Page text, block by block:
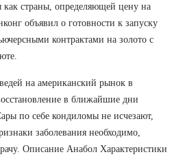
как страны, определяющей цену на
объявил о готовности к запуску
контрактами на золото с
на американский рынок в
в ближайшие дни
по себе кондиломы не исчезают,
заболевания необходимо,
Описание Анабол Характеристики